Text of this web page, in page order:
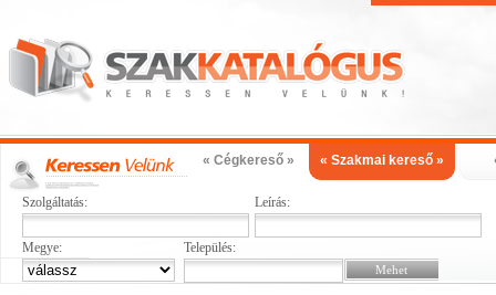
« Cégkereső » « Szakmai kereső »
Szolgáltatás: Leírás:
Megye: Település: